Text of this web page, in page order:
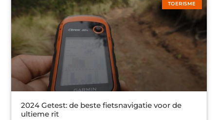
TOERISME
2024 Getest: de beste fietsnavigatie voor de
ultieme rit